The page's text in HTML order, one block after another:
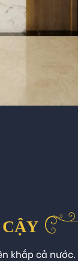
khắp cả nước.